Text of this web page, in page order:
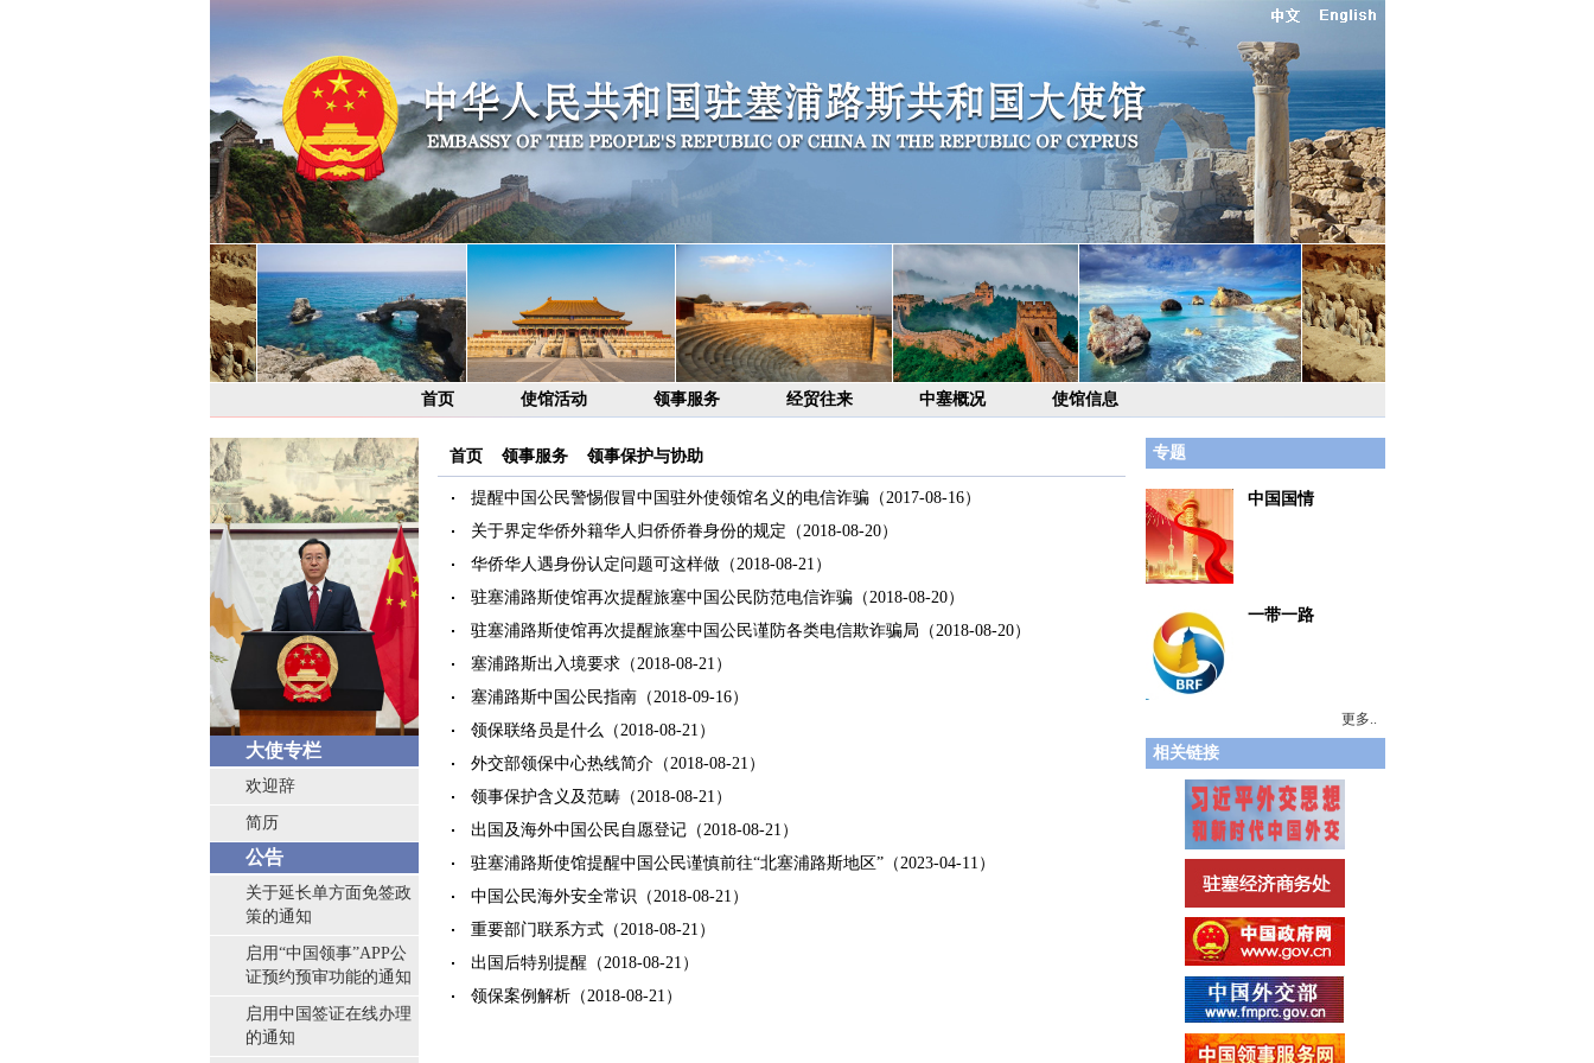
首页 使馆活动 领事服务 经贸往来 中塞概况 使馆信息
大使专栏
欢迎辞
简历
公告
关于延长单方面免签政
策的通知
启用“中国领事”APP公
证预约预审功能的通知
启用中国签证在线办理
的通知
首页> 领事服务> 领事保护与协助
提醒中国公民警惕假冒中国驻外使领馆名义的电信诈骗（2017-08-16）
关于界定华侨外籍华人归侨侨眷身份的规定 （2018-08-20）
华侨华人遇身份认定问题可这样做（2018-08-21）
驻塞浦路斯使馆再次提醒旅塞中国公民防范电信诈骗（2018-08-20）
驻塞浦路斯使馆再次提醒旅塞中国公民谨防各类电信欺诈骗局 （2018-08-20）
塞浦路斯出入境要求（2018-08-21）
塞浦路斯中国公民指南（2018-09-16）
领保联络员是什么 （2018-08-21）
外交部领保中心热线简介（2018-08-21）
领事保护含义及范畴（2018-08-21）
出国及海外中国公民自愿登记（2018-08-21）
驻塞浦路斯使馆提醒中国公民谨慎前往“北塞浦路斯地区”（2023-04-11）
中国公民海外安全常识 （2018-08-21）
重要部门联系方式（2018-08-21）
出国后特别提醒 （2018-08-21）
领保案例解析（2018-08-21）
专题
中国国情
一带一路
更多..
相关链接